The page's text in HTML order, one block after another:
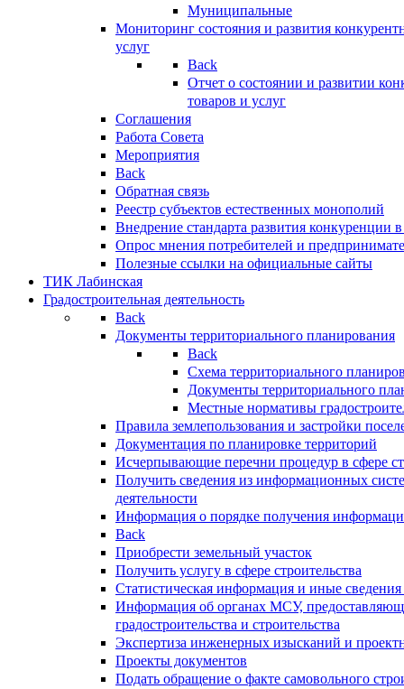
Муниципальные
Мониторинг состояния и развития
услуг
Back
Отчет о состоянии и развитии
товаров и услуг
Соглашения
Работа Совета
Мероприятия
Back
Обратная связь
Реестр субъектов естественных монополий
Внедрение стандарта развития конкуренции
Опрос мнения потребителей и
Полезные ссылки на официальные сайты
ТИК Лабинская
Градостроительная деятельность
Back
Документы территориального планирования
Back
Схема территориального
Документы территориального
Местные нормативы
Правила землепользования и застройки
Документация по планировке территорий
Исчерпывающие перечни процедур в сфере
Получить сведения из информационных
деятельности
Информация о порядке получения
Back
Приобрести земельный участок
Получить услугу в сфере строительства
Статистическая информация и иные сведения
Информация об органах МСУ,
градостроительства и строительства
Экспертиза инженерных изысканий и
Проекты документов
Подать обращение о факте самовольного